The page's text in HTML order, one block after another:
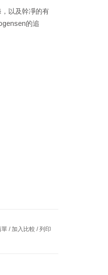
以及幹凈的有
的追
單 / 加入比較 /列印